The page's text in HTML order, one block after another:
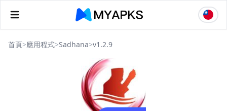
首頁>應用程式>Sadhana>v1.2.9